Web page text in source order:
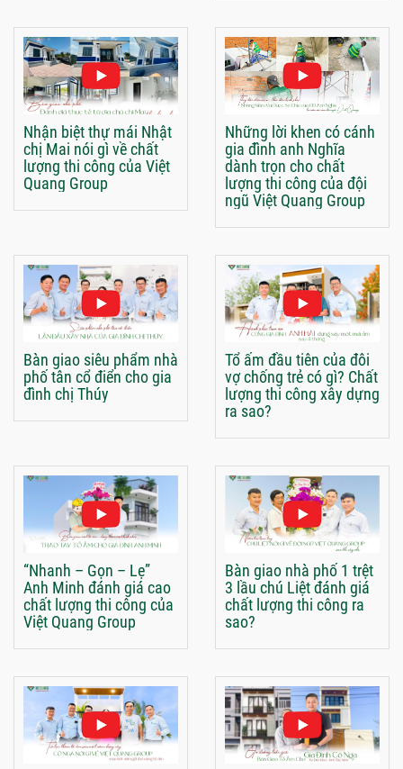
Nhận biệt thự mái Nhật
chị Mai nói gì về chất
lượng thi công của Việt
Quang Group
Những lời khen có cánh
gia đình anh Nghĩa
dành trọn cho chất
lượng thi công của đội
ngũ Việt Quang Group
Bàn giao siêu phẩm nhà
phố tân cổ điển cho gia
đình chị Thúy
Tổ ấm đầu tiên của đôi
vợ chống trẻ có gì? Chất
lượng thi công xây dựng
ra sao?
“Nhanh – Gọn – Lẹ”
Anh Minh đánh giá cao
chất lượng thi công của
Việt Quang Group
Bàn giao nhà phố 1 trệt
3 lầu chú Liệt đánh giá
chất lượng thi công ra
sao?